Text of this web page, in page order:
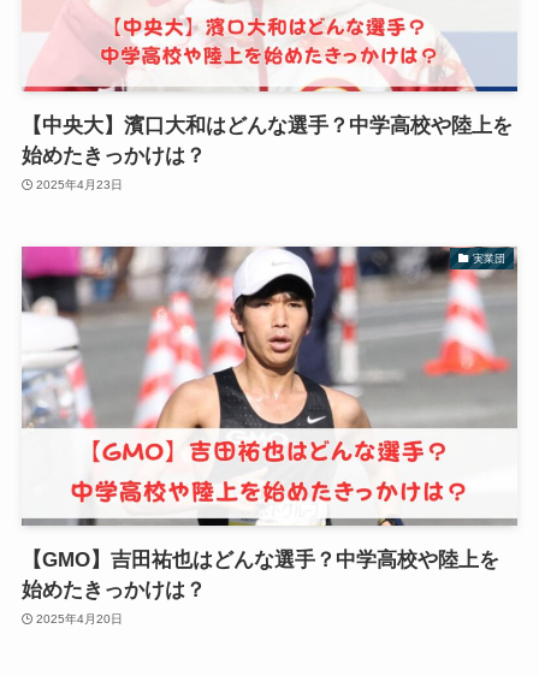
【中央大】濱口大和はどんな選手？中学高校や陸上を
始めたきっかけは？
2025年4月23日
実業団
【GMO】吉田祐也はどんな選手？中学高校や陸上を
始めたきっかけは？
2025年4月20日